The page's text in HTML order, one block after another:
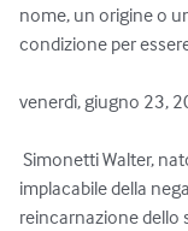
nome, un origine o
condizione per
venerdì, giugno 23,
implacabile della
reincarnazione dello